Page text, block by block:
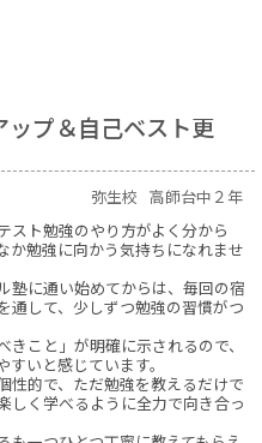
プ＆自己ベスト更
弥生校 高師台中２年
スト勉強のやり方がよく分から
か勉強に向かう気持ちになれませ
塾に通い始めてからは、毎回の宿
通して、少しずつ勉強の習慣がつ
きこと」が明確に示されるので、
すいと感じています。
性的で、ただ勉強を教えるだけで
しく学べるように全力で向き合っ